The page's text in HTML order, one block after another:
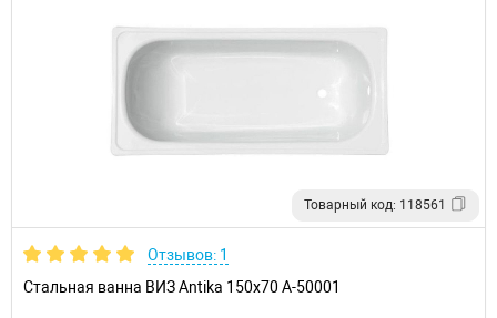
Товарный код: 118561
Отзывов: 1
Стальная ванна ВИЗ Antika 150x70 A-50001